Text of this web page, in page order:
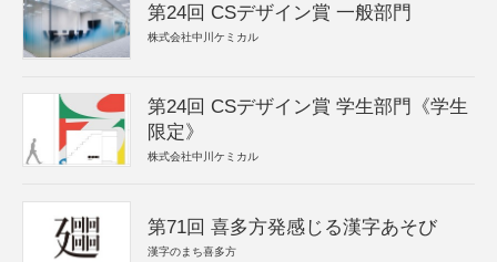
第24回 CSデザイン賞 一般部門
株式会社中川ケミカル
第24回 CSデザイン賞 学生部門《学生
限定》
株式会社中川ケミカル
第71回 喜多方発感じる漢字あそび
漢字のまち喜多方